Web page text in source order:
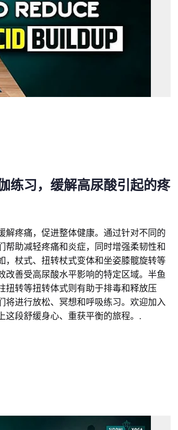
练习，缓解高尿酸引起的疼
解疼痛，促进整体健康。通过针对不同的
帮助减轻疼痛和炎症，同时增强柔韧性和
，杖式、扭转杖式变体和坐姿膝髋旋转等
改善受高尿酸水平影响的特定区域。半鱼
扭转等扭转体式则有助于排毒和释放压
将进行放松、冥想和呼吸练习。欢迎加入
这段舒缓身心、重获平衡的旅程。.